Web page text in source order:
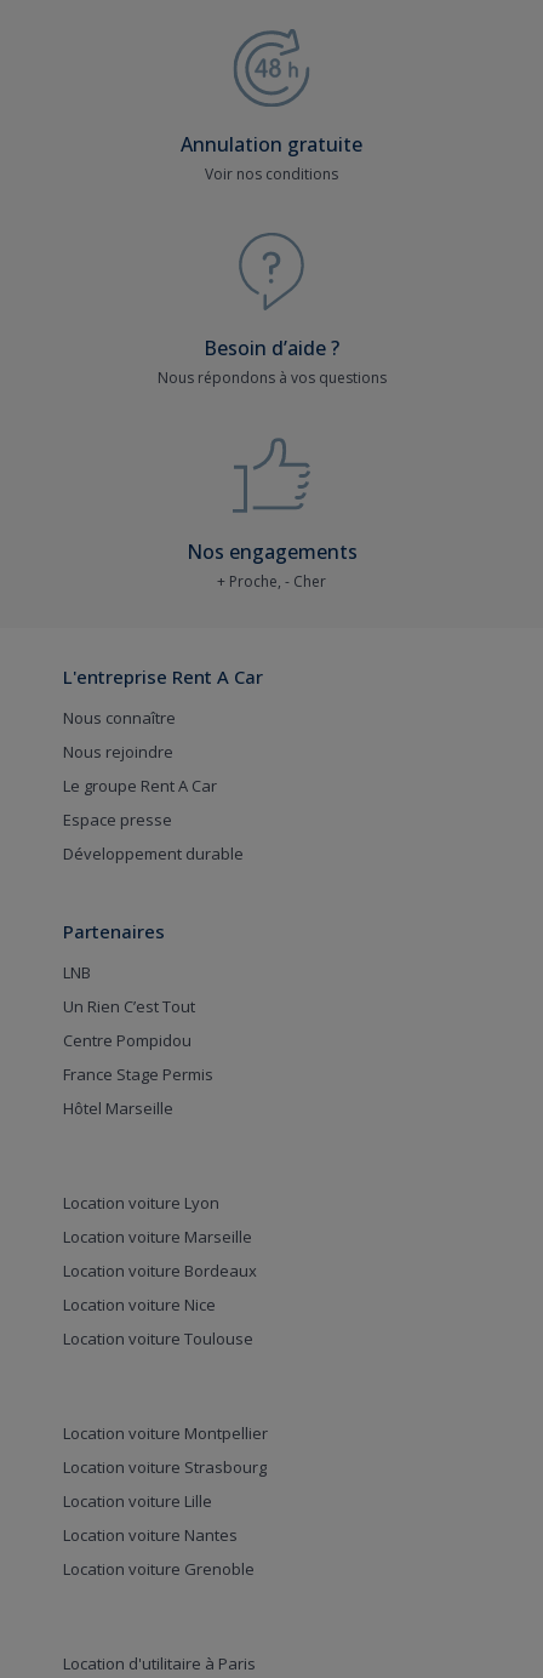
Annulation gratuite
Voir nos conditions
Besoin d’aide ?
Nous répondons à vos questions
Nos engagements
+ Proche, - Cher
L'entreprise Rent A Car
Nous connaître
Nous rejoindre
Le groupe Rent A Car
Espace presse
Développement durable
Partenaires
LNB
Un Rien C’est Tout
Centre Pompidou
France Stage Permis
Hôtel Marseille
Location voiture Lyon
Location voiture Marseille
Location voiture Bordeaux
Location voiture Nice
Location voiture Toulouse
Location voiture Montpellier
Location voiture Strasbourg
Location voiture Lille
Location voiture Nantes
Location voiture Grenoble
Location d'utilitaire à Paris